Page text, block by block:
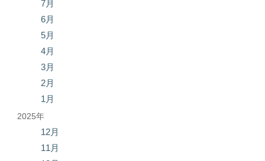
7月
6月
5月
4月
3月
2月
1月
2025年
12月
11月